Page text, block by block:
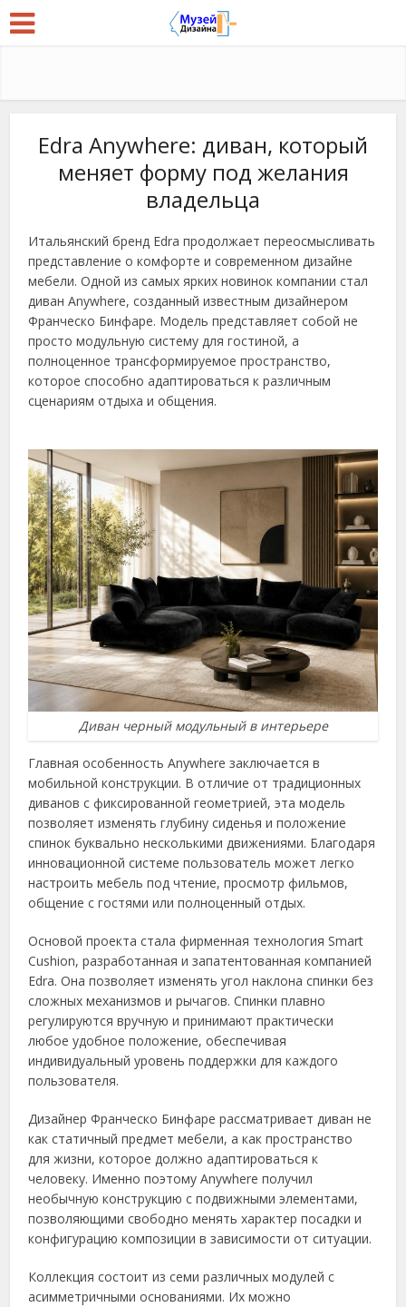
Edra Anywhere: диван, который
меняет форму под желания
владельца
Итальянский бренд Edra продолжает переосмысливать
представление о комфорте и современном дизайне
мебели. Одной из самых ярких новинок компании стал
диван Anywhere, созданный известным дизайнером
Франческо Бинфаре. Модель представляет собой не
просто модульную систему для гостиной, а
полноценное трансформируемое пространство,
которое способно адаптироваться к различным
сценариям отдыха и общения.
Диван черный модульный в интерьере
Главная особенность Anywhere заключается в
мобильной конструкции. В отличие от традиционных
диванов с фиксированной геометрией, эта модель
позволяет изменять глубину сиденья и положение
спинок буквально несколькими движениями. Благодаря
инновационной системе пользователь может легко
настроить мебель под чтение, просмотр фильмов,
общение с гостями или полноценный отдых.
Основой проекта стала фирменная технология Smart
Cushion, разработанная и запатентованная компанией
Edra. Она позволяет изменять угол наклона спинки без
сложных механизмов и рычагов. Спинки плавно
регулируются вручную и принимают практически
любое удобное положение, обеспечивая
индивидуальный уровень поддержки для каждого
пользователя.
Дизайнер Франческо Бинфаре рассматривает диван не
как статичный предмет мебели, а как пространство
для жизни, которое должно адаптироваться к
человеку. Именно поэтому Anywhere получил
необычную конструкцию с подвижными элементами,
позволяющими свободно менять характер посадки и
конфигурацию композиции в зависимости от ситуации.
Коллекция состоит из семи различных модулей с
асимметричными основаниями. Их можно